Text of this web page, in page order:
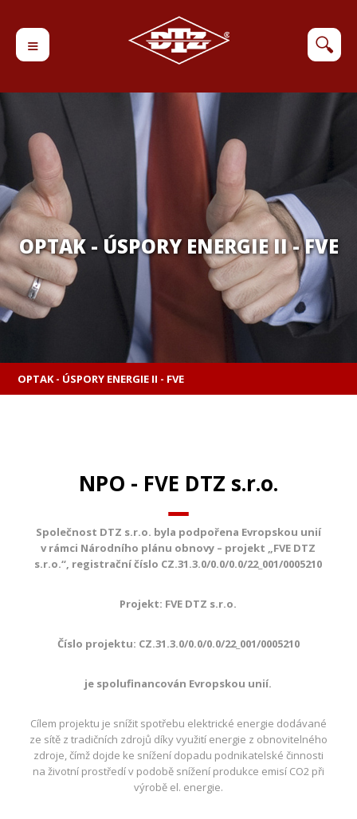
≡ 🔍
OPTAK - ÚSPORY ENERGIE II - FVE
OPTAK - ÚSPORY ENERGIE II - FVE
NPO - FVE DTZ s.r.o.
Společnost DTZ s.r.o. byla podpořena Evropskou unií
v rámci Národního plánu obnovy – projekt „FVE DTZ
s.r.o.“, registrační číslo CZ.31.3.0/0.0/0.0/22_001/0005210
Projekt: FVE DTZ s.r.o.
Číslo projektu: CZ.31.3.0/0.0/0.0/22_001/0005210
je spolufinancován Evropskou unií.
Cílem projektu je snížit spotřebu elektrické energie dodávané
ze sítě z tradičních zdrojů díky využití energie z obnovitelného
zdroje, čímž dojde ke snížení dopadu podnikatelské činnosti
na životní prostředí v podobě snížení produkce emisí CO2 při
výrobě el. energie.